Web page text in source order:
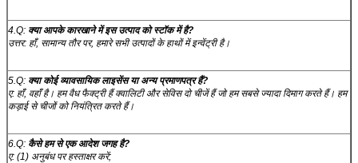
4.Q: क्या आपके कारखाने में इस उत्पाद को स्टॉक में है?
उत्तर: हाँ, सामान्य तौर पर, हमारे सभी उत्पादों के हाथों में इन्वेंट्री है।
5.Q: क्या कोई व्यावसायिक लाइसेंस या अन्य प्रमाणपत्र हैं?
ए: हाँ, वहाँ है। हम वैध फैक्ट्री हैं क्वालिटी और सेविस दो चीजें हैं जो हम सबसे ज्यादा दिमाग करते हैं। हम
कड़ाई से चीजों को नियंत्रित करते हैं।
6.Q: कैसे हम से एक आदेश जगह है?
ए: (1) अनुबंध पर हस्ताक्षर करें;